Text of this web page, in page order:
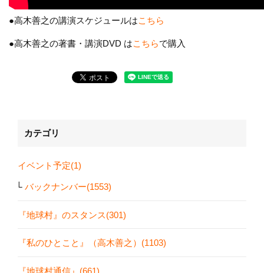
●高木善之の講演スケジュールはこちら
●高木善之の著書・講演DVD はこちらで購入
カテゴリ
イベント予定(1)
バックナンバー(1553)
『地球村』のスタンス(301)
『私のひとこと』（高木善之）(1103)
『地球村通信』(661)